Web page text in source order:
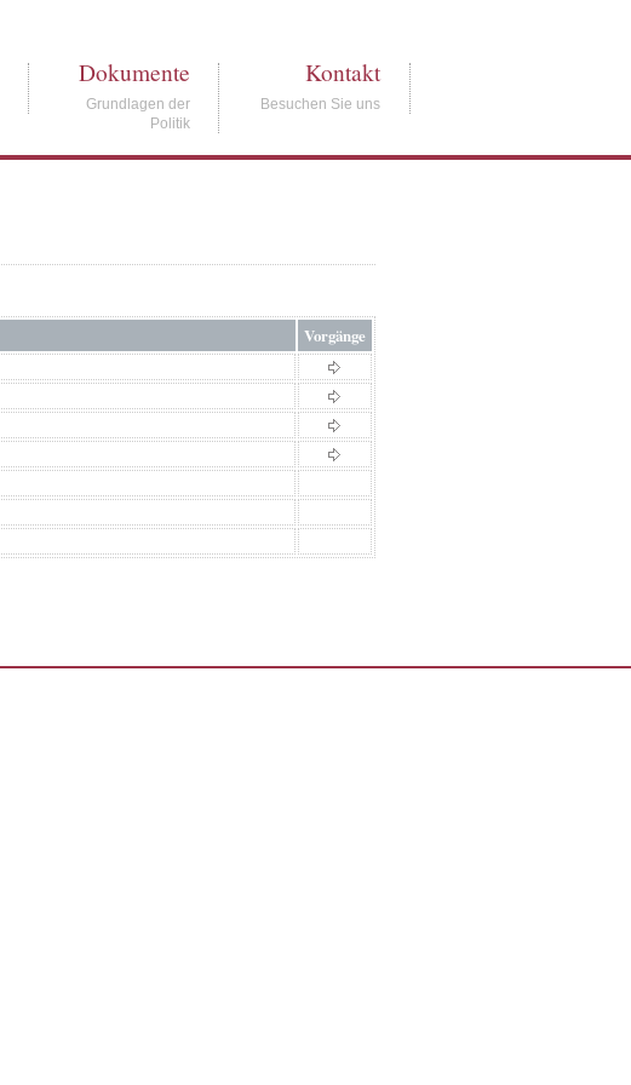
Dokumente
Grundlagen der
Politik
Kontakt
Besuchen Sie uns
Vorgänge